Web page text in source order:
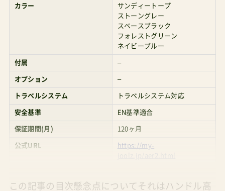
カラー
サンディートープ
ストーングレー
スペースブラック
フォレストグリーン
ネイビーブルー
付属 –
オプション –
トラベルシステム トラベルシステム対応
安全基準 EN基準適合
保証期間(月) 120ヶ月
公式URL
https://my-
この記事の目次懸念点についてそれはハンドル高